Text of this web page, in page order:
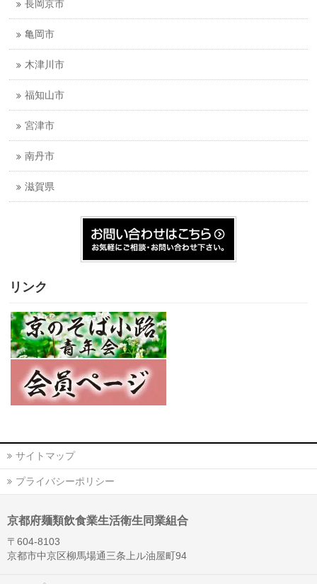
長岡京市
亀岡市
木津川市
福知山市
宮津市
南丹市
滋賀県
リンク
サイトマップ
プライバシーポリシー
京都府麺類飲食業生活衛生同業組合
〒604-8103
京都市中京区柳馬場通三条上ル油屋町94